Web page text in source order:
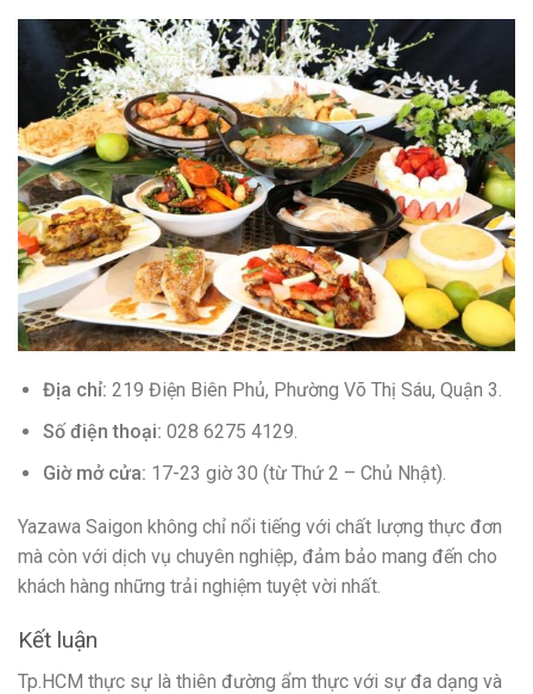
Địa chỉ: 219 Điện Biên Phủ, Phường Võ Thị Sáu, Quận 3.
Số điện thoại: 028 6275 4129.
Giờ mở cửa: 17-23 giờ 30 (từ Thứ 2 – Chủ Nhật).
Yazawa Saigon không chỉ nổi tiếng với chất lượng thực đơn
mà còn với dịch vụ chuyên nghiệp, đảm bảo mang đến cho
khách hàng những trải nghiệm tuyệt vời nhất.
Kết luận
Tp.HCM thực sự là thiên đường ẩm thực với sự đa dạng và